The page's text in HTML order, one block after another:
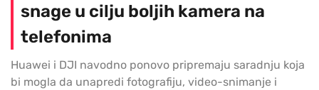
snage u cilju boljih kamera na
telefonima
Huawei i DJI navodno ponovo pripremaju saradnju koja
bi mogla da unapredi fotografiju, video-snimanje i